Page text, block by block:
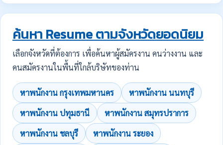
ค้นหา Resume ตามจังหวัดยอดนิยม
เลือกจังหวัดที่ต้องการ เพื่อค้นหาผู้สมัครงาน คนว่างงาน และ
คนสมัครงานในพื้นที่ใกล้บริษัทของท่าน
หาพนักงาน กรุงเทพมหานคร
หาพนักงาน นนทบุรี
หาพนักงาน ปทุมธานี
หาพนักงาน สมุทรปราการ
หาพนักงาน ชลบุรี
หาพนักงาน ระยอง